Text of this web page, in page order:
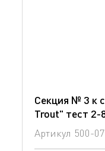
Секция № 3 к
Trout" тест 2-
Артикул 500-